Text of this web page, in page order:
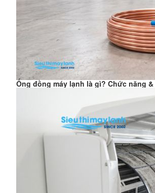
Ống đồng máy lạnh là gì? Chức năng